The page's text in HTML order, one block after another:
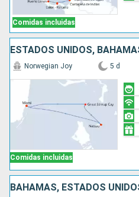
Comidas incluidas
ESTADOS UNIDOS,
Comidas incluidas
Norwegian Joy 5 d
BAHAMAS, ESTADOS